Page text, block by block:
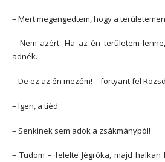
– Mert megengedtem, hogy a
– Nem azért. Ha az én területem
adnék.
– De ez az én mezőm! – fortyant fel
– Igen, a tiéd.
– Senkinek sem adok a zsákmányból!
– Tudom – felelte Jégróka, majd